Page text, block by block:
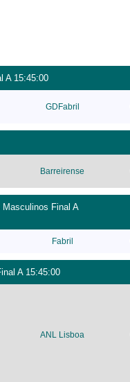
A 15:45:00
GDFabril
Barreirense
Final A
Fabril
A 15:45:00
ANL Lisboa